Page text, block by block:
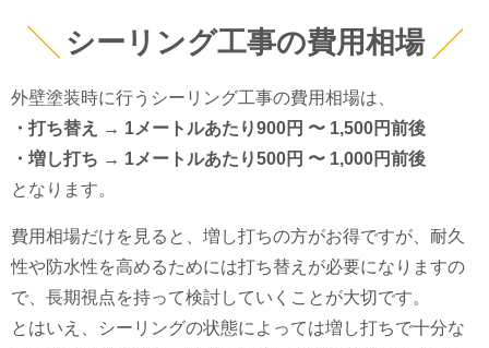
シーリング工事の費用相場
外壁塗装時に行うシーリング工事の費用相場は、
・打ち替え → 1メートルあたり900円 〜 1,500円前後
・増し打ち → 1メートルあたり500円 〜 1,000円前後
となります。
費用相場だけを見ると、増し打ちの方がお得ですが、耐久
性や防水性を高めるためには打ち替えが必要になりますの
で、長期視点を持って検討していくことが大切です。
とはいえ、シーリングの状態によっては増し打ちで十分な